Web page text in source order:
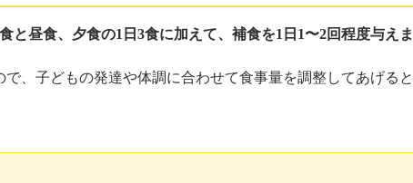
と昼食、夕食の1日3食に加えて、補食を1日1〜2回程度与えま
、子どもの発達や体調に合わせて食事量を調整してあげると